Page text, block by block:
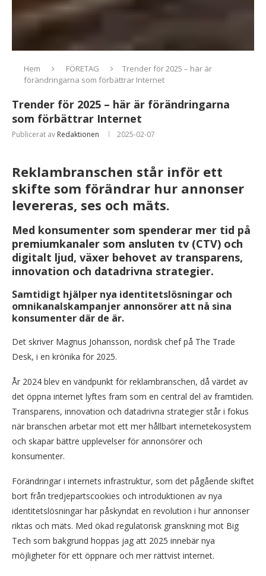
Hem FÖRETAG
Trender för 2025 – här är
förändringarna som förbättrar Internet
Trender för 2025 – här är förändringarna
som förbättrar Internet
Publicerat av Redaktionen 2025-02-07
Reklambranschen står inför ett
skifte som förändrar hur annonser
levereras, ses och mäts.
Med konsumenter som spenderar mer tid på
premiumkanaler som ansluten tv (CTV) och
digitalt ljud, växer behovet av transparens,
innovation och datadrivna strategier.
Samtidigt hjälper nya identitetslösningar och
omnikanalskampanjer annonsörer att nå sina
konsumenter där de är.
Det skriver Magnus Johansson, nordisk chef på The Trade
Desk, i en krönika för 2025.
År 2024 blev en vändpunkt för reklambranschen, då värdet av
det öppna internet lyftes fram som en central del av framtiden.
Transparens, innovation och datadrivna strategier står i fokus
när branschen arbetar mot ett mer hållbart internetekosystem
och skapar bättre upplevelser för annonsörer och
konsumenter.
Förändringar i internets infrastruktur, som det pågående skiftet
bort från tredjepartscookies och introduktionen av nya
identitetslösningar har påskyndat en revolution i hur annonser
riktas och mäts. Med ökad regulatorisk granskning mot Big
Tech som bakgrund hoppas jag att 2025 innebär nya
möjligheter för ett öppnare och mer rättvist internet.